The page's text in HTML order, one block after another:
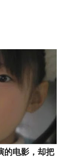
的电影，却把